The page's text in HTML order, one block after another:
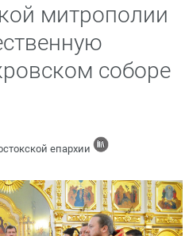
митрополии
соборе
епархии